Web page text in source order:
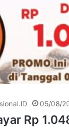
05/08/
Rp